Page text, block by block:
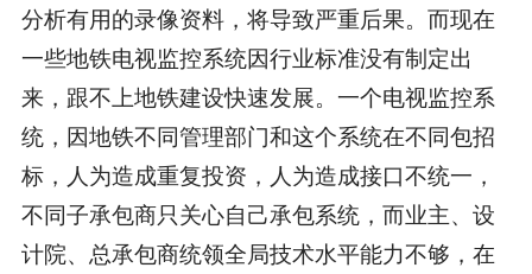
分析有用的录像资料，将导致严重后果。而现在
一些地铁电视监控系统因行业标准没有制定出
来，跟不上地铁建设快速发展。一个电视监控系
统，因地铁不同管理部门和这个系统在不同包招
标，人为造成重复投资，人为造成接口不统一，
不同子承包商只关心自己承包系统，而业主、设
计院、总承包商统领全局技术水平能力不够，在